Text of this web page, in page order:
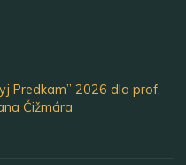
Predkam” 2026 dla prof.
Čižmára